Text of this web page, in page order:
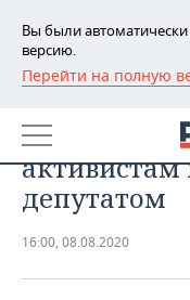
Вы были
версию.
Перейти на полную
РЕГИОНЫ
БАШКОРТОСТАН
ТАТАРСТАН
НОВОСТИ
АНАЛИТИКА
ДЕКЛАРАЦИИ О
НОВОСТИ
медведи-
активистам
депутатом
16:00, 08.08.2020